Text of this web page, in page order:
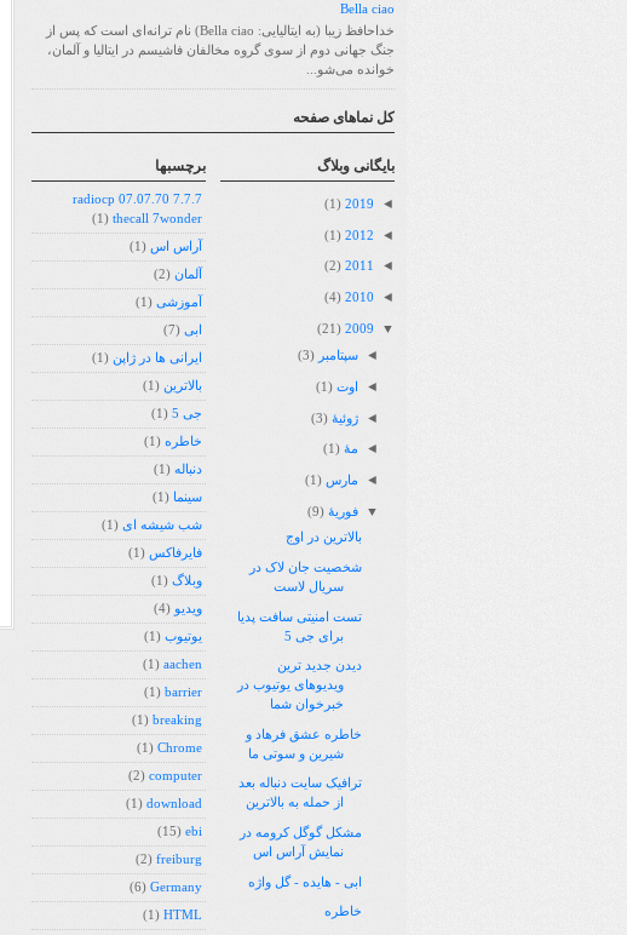
Bella ciao
خداحافظ زیبا (به ایتالیایی: Bella ciao) نام ترانه‌ای است که پس از
جنگ جهانی دوم از سوی گروه مخالفان فاشیسم در ایتالیا و آلمان،
خوانده می‌شو...
کل نماهای صفحه
برچسبها
7.7.7 07.07.70 radiocp
thecall 7wonder
(1)
آراس اس (1)
آلمان (2)
آموزشی (1)
ابی (7)
ایرانی ها در ژاپن (1)
بالاترین (1)
جی 5 (1)
خاطره (1)
دنباله (1)
سینما (1)
شب شیشه ای (1)
فایرفاکس (1)
وبلاگ (1)
ویدیو (4)
یوتیوب (1)
aachen
(1)
barrier
(1)
breaking
(1)
Chrome
(1)
computer
(2)
download
(1)
ebi
(15)
freiburg
(2)
Germany
(6)
HTML
(1)
بايگانی وبلاگ
◄
2019
(1)
◄
2012
(1)
◄
2011
(2)
◄
2010
(4)
▼
2009
(21)
◄ سپتامبر (3)
◄ اوت (1)
◄ ژوئیهٔ (3)
◄ مهٔ (1)
◄ مارس (1)
▼ فوریهٔ (9)
بالاترین در اوج
شخصیت جان لاک در
سریال لاست
تست امنیتی سافت پدیا
برای جی 5
دیدن جدید ترین
ویدیوهای یوتیوب در
خبرخوان شما
خاطره عشق فرهاد و
شیرین و سوتی ما
ترافیک سایت دنباله بعد
از حمله به بالاترین
مشکل گوگل کرومه در
نمایش آراس اس
ابی - هایده - گل واژه
خاطره